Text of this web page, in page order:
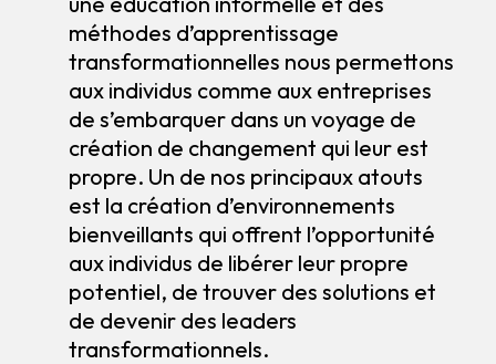
méthodes d’apprentissage
transformationnelles nous permettons
aux individus comme aux entreprises
de s’embarquer dans un voyage de
création de changement qui leur est
propre. Un de nos principaux atouts
est la création d’environnements
bienveillants qui offrent l’opportunité
aux individus de libérer leur propre
potentiel, de trouver des solutions et
de devenir des leaders
transformationnels.